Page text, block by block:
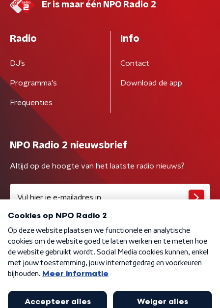
Er is maar één NPO Radio 2
Radio
DJ’s
Programma's
Frequenties
Info
Contact
Download de app
NPO Radio 2 nieuwsbrief
Altijd op de hoogte van het laatste radio nieuws?
Algemene voorwaarden